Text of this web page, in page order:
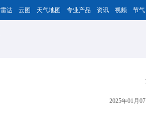
雷达 云图 天气地图 专业产品 资讯 视频 节气
2025年01月